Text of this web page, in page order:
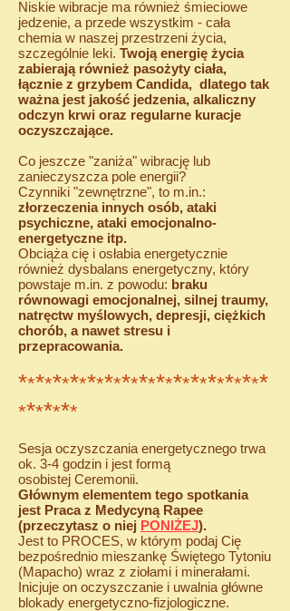
Niskie wibracje ma również śmieciowe
jedzenie, a przede wszystkim - cała
chemia w naszej przestrzeni życia,
szczególnie leki. Twoją energię życia
zabierają również pasożyty ciała,
łącznie z grzybem Candida, dlatego tak
ważna jest jakość jedzenia, alkaliczny
odczyn krwi oraz regularne kuracje
oczyszczające.
Co jeszcze "zaniża" wibrację lub
zanieczyszcza pole energii?
Czynniki "zewnętrzne", to m.in.:
złorzeczenia innych osób, ataki
psychiczne, ataki emocjonalno-
energetyczne itp.
Obciąża cię i osłabia energetycznie
również dysbalans energetyczny, który
powstaje m.in. z powodu: braku
równowagi emocjonalnej, silnej traumy,
natręctw myślowych, depresji, ciężkich
chorób, a nawet stresu i
przepracowania.
*****************************
*******
Sesja oczyszczania energetycznego trwa
ok. 3-4 godzin i jest formą
osobistej Ceremonii.
Głównym elementem tego spotkania
jest Praca z Medycyną Rapee
(przeczytasz o niej PONIŻEJ).
Jest to PROCES, w którym podaj Cię
bezpośrednio mieszankę Świętego Tytoniu
(Mapacho) wraz z ziołami i minerałami.
Inicjuje on oczyszczanie i uwalnia główne
blokady energetyczno-fizjologiczne.